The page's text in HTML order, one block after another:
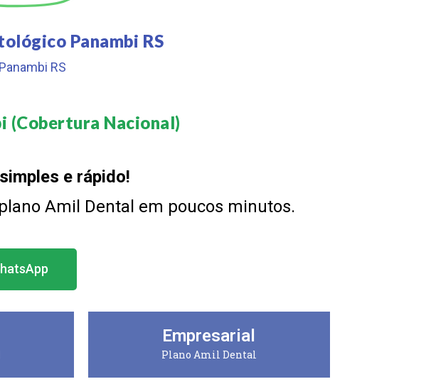
Panambi RS
RS
(Cobertura Nacional)​
e rápido!
Amil Dental em poucos minutos.
Empresarial
Plano Amil Dental